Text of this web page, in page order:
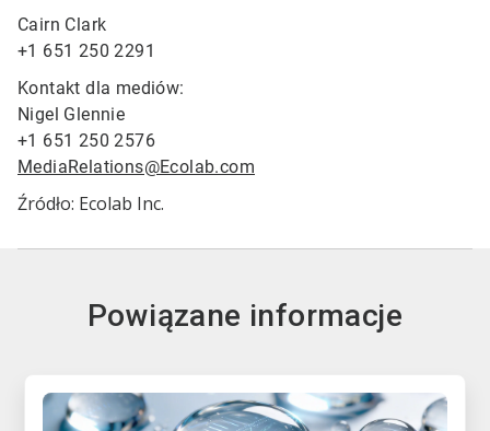
Cairn Clark
+1 651 250 2291
Kontakt dla mediów:
Nigel Glennie
+1 651 250 2576
MediaRelations@Ecolab.com
Źródło: Ecolab Inc.
Powiązane informacje